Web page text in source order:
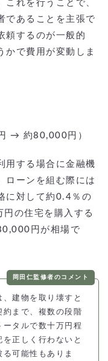
これを行うことで、
であることを主張で
頼するのが一般的
かで費用が変動しま
→ 約80,000円）
用する場合に金融機
ローンを組む際には
に対して約0.4％の
の住宅を購入する
円が相場で
岡田仁監修者のコメント
建物を取り壊すと
約まで、複数の段階
タルで数十万円程
正しく行わないと
可能性もありま